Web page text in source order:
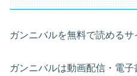
ガンニバルを無料で読めるサ
ガンニバルは動画配信・電